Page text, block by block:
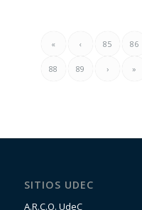
« ‹ 85 86
88 89 › »
SITIOS UDEC
A.R.C.O. UdeC